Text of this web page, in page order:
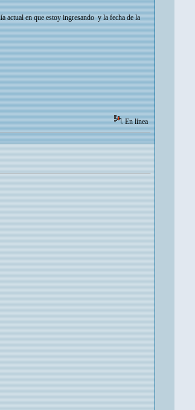
actual en que estoy ingresando y la fecha de la
En línea